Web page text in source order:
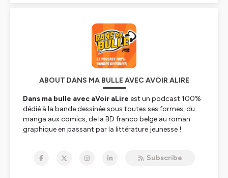
ABOUT DANS MA BULLE AVEC AVOIR ALIRE
Dans ma bulle avec aVoir aLire est un podcast 100%
dédié à la bande dessinée sous toutes ses formes, du
manga aux comics, de la BD franco belge au roman
graphique en passant par la littérature jeunesse !
forme d'une interview !
Subscribe